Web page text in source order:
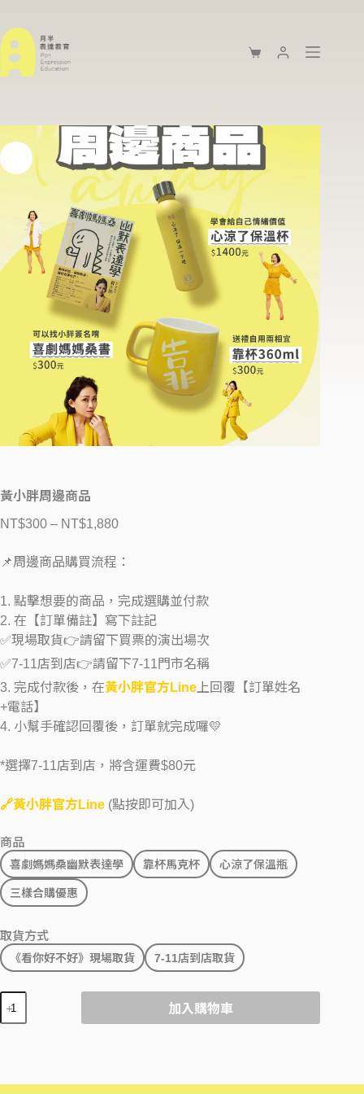
黃小胖周邊商品
NT$300 – NT$1,880
📌周邊商品購買流程：
1. 點擊想要的商品，完成選購並付款
2. 在【訂單備註】寫下註記
✅現場取貨👉請留下買票的演出場次
✅7-11店到店👉請留下7-11門市名稱
3. 完成付款後，在黃小胖官方Line 上回覆【訂單姓名
+電話】
4. 小幫手確認回覆後，訂單就完成囉💛
*選擇7-11店到店，將含運費$80元
🔗黃小胖官方Line (點按即可加入)
商品
喜劇媽媽桑幽默表達學 靠杯馬克杯 心涼了保溫瓶
三樣合購優惠
取貨方式
《看你好不好》現場取貨 7-11店到店取貨
加入購物車